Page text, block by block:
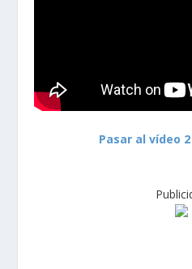
Pasar al vídeo